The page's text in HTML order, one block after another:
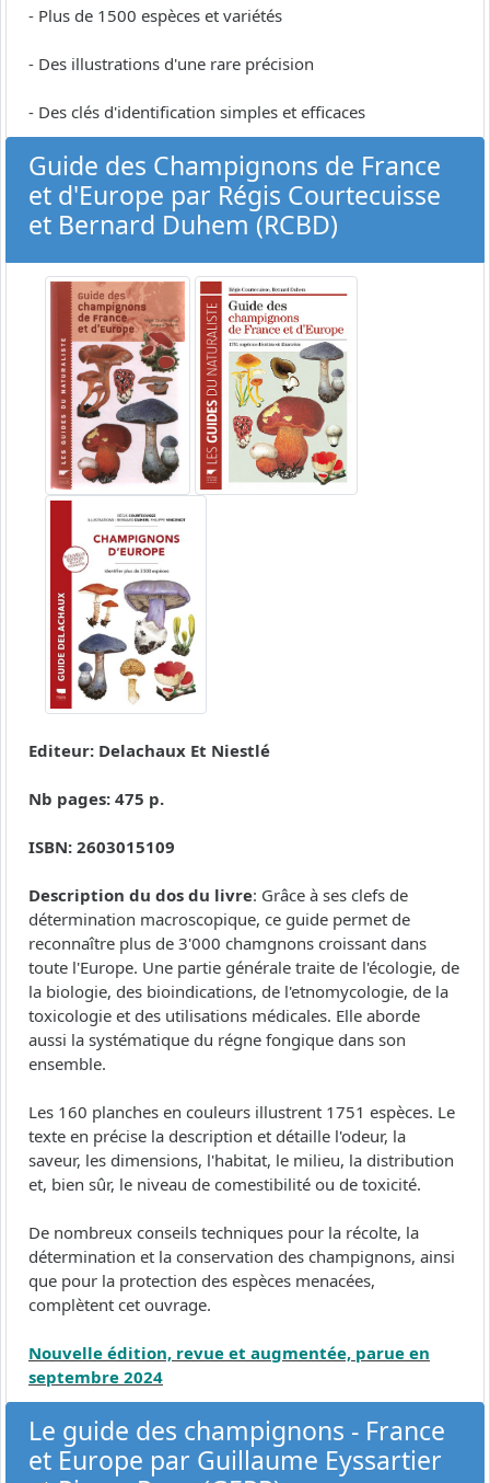
- Plus de 1500 espèces et variétés
- Des illustrations d'une rare précision
- Des clés d'identification simples et efficaces
Guide des Champignons de France
et d'Europe par Régis Courtecuisse
et Bernard Duhem (RCBD)
Editeur: Delachaux Et Niestlé
Nb pages: 475 p.
ISBN: 2603015109
Description du dos du livre: Grâce à ses clefs de
détermination macroscopique, ce guide permet de
reconnaître plus de 3'000 chamgnons croissant dans
toute l'Europe. Une partie générale traite de l'écologie, de
la biologie, des bioindications, de l'etnomycologie, de la
toxicologie et des utilisations médicales. Elle aborde
aussi la systématique du régne fongique dans son
ensemble.
Les 160 planches en couleurs illustrent 1751 espèces. Le
texte en précise la description et détaille l'odeur, la
saveur, les dimensions, l'habitat, le milieu, la distribution
et, bien sûr, le niveau de comestibilité ou de toxicité.
De nombreux conseils techniques pour la récolte, la
détermination et la conservation des champignons, ainsi
que pour la protection des espèces menacées,
complètent cet ouvrage.
Nouvelle édition, revue et augmentée, parue en
septembre 2024
Le guide des champignons - France
et Europe par Guillaume Eyssartier